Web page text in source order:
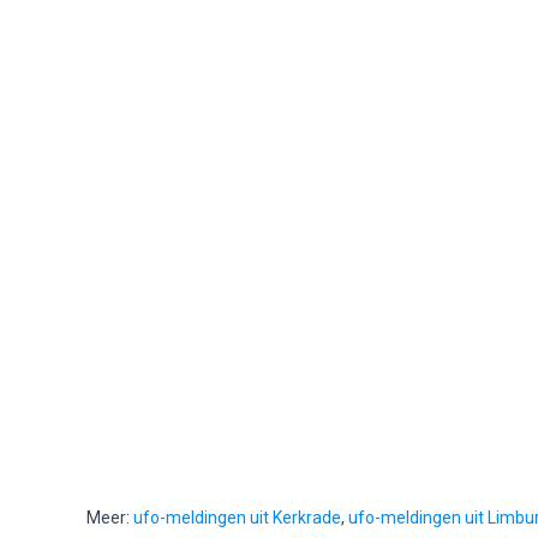
Meer: ufo-meldingen uit Kerkrade, ufo-meldingen uit